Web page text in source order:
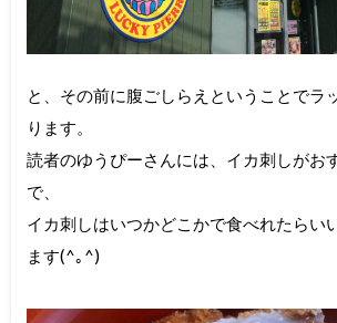
と、その前に腹ごしらえということでラ
ります。
読者のゆうぴーさんには、イカ刺しがお
で、
イカ刺しはいつかどこかで食べれたらい
ます(^｡^)